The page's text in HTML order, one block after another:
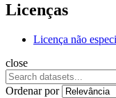
Licenças
Licença não
close
Ordenar por